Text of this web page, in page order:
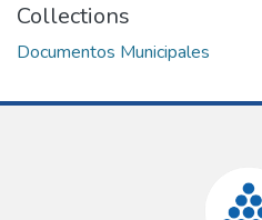
Collections
Documentos Municipales